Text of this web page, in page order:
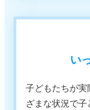
い
子どもたちが実
ざまな状況で